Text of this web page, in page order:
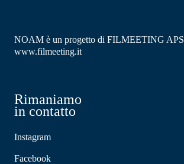
NOAM è un progetto di FILMEETING APS
www.filmeeting.it
Rimaniamo
in contatto
Instagram
Facebook